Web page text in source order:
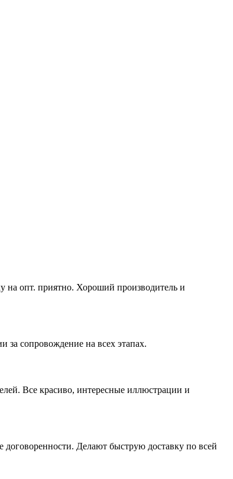
на опт. приятно. Хороший производитель и
за сопровождение на всех этапах.
Все красиво, интересные иллюстрации и
Делают быструю доставку по всей